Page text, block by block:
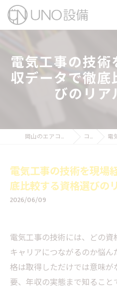
電気工事の技
収データで徹
びのリア
岡山のエアコン工事ならUNO設備 コラム 電気
電気工事の技術を現場
底比較する資格選びの
2026/06/09
電気工事の技術には、どの
キャリアにつながるのか悩
格は取得しただけでは意味
要、年収の実態まで知るこ